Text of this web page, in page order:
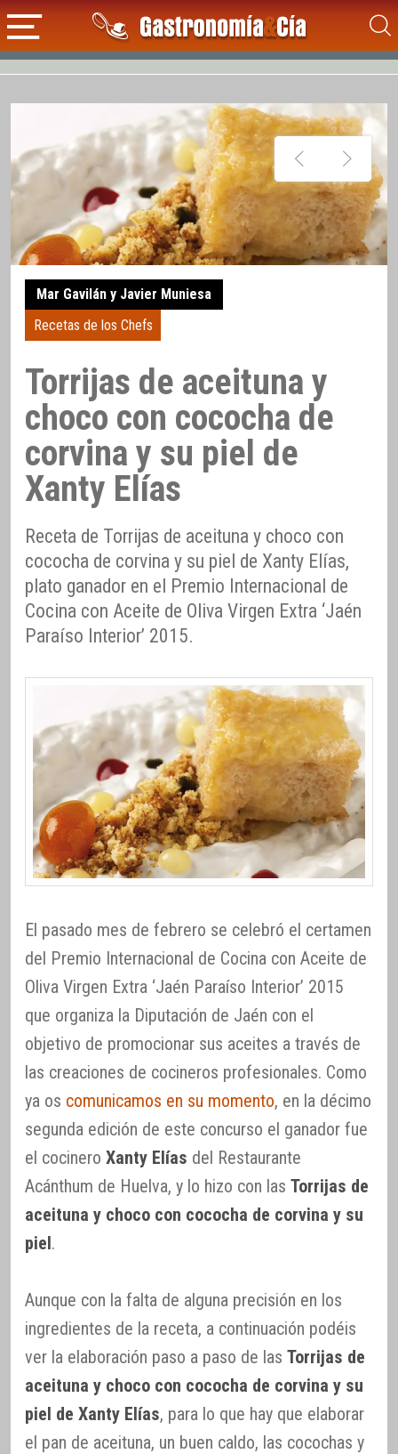
Mar Gavilán y Javier Muniesa
Recetas de los Chefs
Torrijas de aceituna y
choco con cococha de
corvina y su piel de
Xanty Elías
Receta de Torrijas de aceituna y choco con
cococha de corvina y su piel de Xanty Elías,
plato ganador en el Premio Internacional de
Cocina con Aceite de Oliva Virgen Extra ‘Jaén
Paraíso Interior’ 2015.
El pasado mes de febrero se celebró el certamen
del Premio Internacional de Cocina con Aceite de
Oliva Virgen Extra ‘Jaén Paraíso Interior’ 2015
que organiza la Diputación de Jaén con el
objetivo de promocionar sus aceites a través de
las creaciones de cocineros profesionales. Como
ya os comunicamos en su momento, en la décimo
segunda edición de este concurso el ganador fue
el cocinero Xanty Elías del Restaurante
Acánthum de Huelva, y lo hizo con las Torrijas de
aceituna y choco con cococha de corvina y su
piel.
Aunque con la falta de alguna precisión en los
ingredientes de la receta, a continuación podéis
ver la elaboración paso a paso de las Torrijas de
aceituna y choco con cococha de corvina y su
piel de Xanty Elías, para lo que hay que elaborar
el pan de aceituna, un buen caldo, las cocochas y